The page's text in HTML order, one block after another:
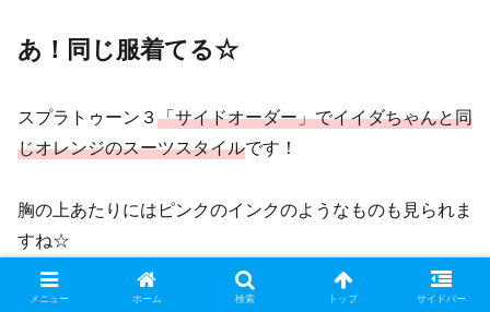
あ！同じ服着てる☆
スプラトゥーン３「サイドオーダー」でイイダちゃんと同
じオレンジのスーツスタイルです！
胸の上あたりにはピンクのインクのようなものも見られま
すね☆
メニュー ホーム 検索 トップ サイドバー